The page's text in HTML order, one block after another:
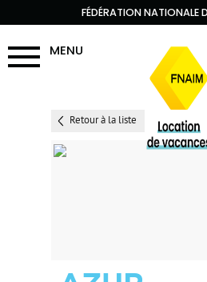
FÉDÉRATION NATIONALE
MENU
Retour à la liste